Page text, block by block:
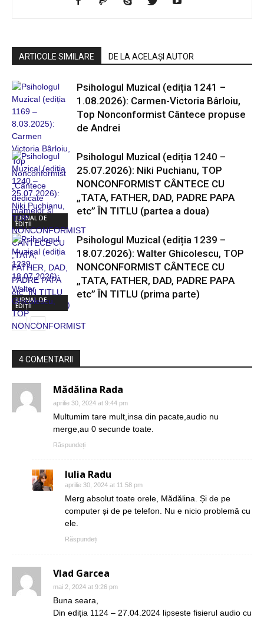
ARTICOLE SIMILARE DE LA ACELAȘI AUTOR
JURNAL DE
EDIȚII
Psihologul Muzical (ediția 1241 –
1.08.2026): Carmen-Victoria Bârloiu,
Top Nonconformist Cântece propuse
de Andrei
JURNAL DE
EDIȚII
Psihologul Muzical (ediția 1240 –
25.07.2026): Niki Puchianu, TOP
NONCONFORMIST CÂNTECE CU
„TATA, FATHER, DAD, PADRE PAPA
etc” ÎN TITLU (partea a doua)
JURNAL DE
EDIȚII
Psihologul Muzical (ediția 1239 –
18.07.2026): Walter Ghicolescu, TOP
NONCONFORMIST CÂNTECE CU
„TATA, FATHER, DAD, PADRE PAPA
etc” ÎN TITLU (prima parte)
4 COMENTARII
Mădălina Rada
aprilie 30, 2024 at 9:44 pm
Multumim tare mult,insa din pacate,audio nu
merge,au 0 secunde toate.
Răspundeți
Iulia Radu
aprilie 30, 2024 at 11:58 pm
Merg absolut toate orele, Mădălina. Și de pe
computer și de pe telefon. Nu e nicio problemă cu
ele.
Răspundeți
Vlad Garcea
mai 2, 2024 at 9:26 pm
Buna seara,
Din ediția 1124 – 27.04.2024 lipseste fisierul audio cu